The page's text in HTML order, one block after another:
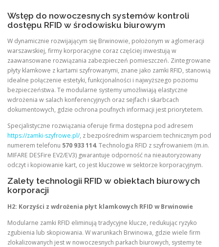
Wstęp do nowoczesnych systemów kontroli
dostępu RFID w środowisku biurowym
W dynamicznie rozwijającym się Brwinowie, położonym w aglomeracji
warszawskiej, firmy korporacyjne coraz częściej inwestują w
zaawansowane rozwiązania zabezpieczeń pomieszczeń. Zintegrowane
płyty klamkowe z kartami szyfrowanymi, znane jako zamki RFID, stanowią
idealne połączenie estetyki, funkcjonalności i najwyższego poziomu
bezpieczeństwa. Te modularne systemy umożliwiają elastyczne
wdrożenia w salach konferencyjnych oraz sejfach i skarbcach
dokumentowych, gdzie ochrona poufnych informacji jest priorytetem.
Specjalistyczne rozwiązania oferuje firma dostępna pod adresem
https://zamki-szyfrowe.pl/, z bezpośrednim wsparciem technicznym pod
numerem telefonu 570 933 114. Technologia RFID z szyfrowaniem (m.in.
MIFARE DESFire EV2/EV3) gwarantuje odporność na nieautoryzowany
odczyt i kopiowanie kart, co jest kluczowe w sektorze korporacyjnym.
Zalety technologii RFID w obiektach biurowych
korporacji
H2: Korzyści z wdrożenia płyt klamkowych RFID w Brwinowie
Modularne zamki RFID eliminują tradycyjne klucze, redukując ryzyko
zgubienia lub skopiowania. W warunkach Brwinowa, gdzie wiele firm
zlokalizowanych jest w nowoczesnych parkach biurowych, systemy te